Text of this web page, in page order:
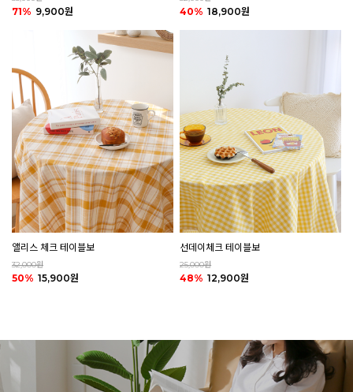
71% 9,900원 40% 18,900원
앨리스 체크 테이블보
32,000원
50% 15,900원
선데이체크 테이블보
25,000원
48% 12,900원